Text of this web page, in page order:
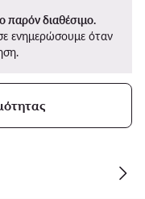
παρόν διαθέσιμο.
ενημερώσουμε όταν